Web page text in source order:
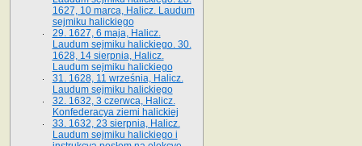
1627, 10 marca, Halicz. Laudum
sejmiku halickiego
29. 1627, 6 maja, Halicz.
Laudum sejmiku halickiego. 30.
1628, 14 sierpnia, Halicz.
Laudum sejmiku halickiego
31. 1628, 11 września, Halicz.
Laudum sejmiku halickiego
32. 1632, 3 czerwca, Halicz.
Konfederacya ziemi halickiej
33. 1632, 23 sierpnia, Halicz.
Laudum sejmiku halickiego i